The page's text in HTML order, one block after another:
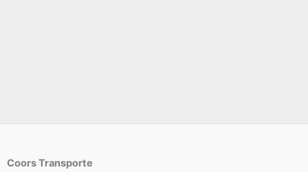
Coors Transporte